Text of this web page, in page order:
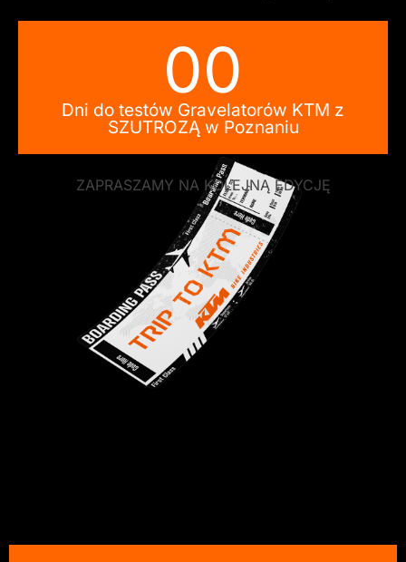
00
Dni do testów Gravelatorów KTM z
SZUTROZĄ w Poznaniu
ZAPRASZAMY NA KOLEJNĄ EDYCJĘ